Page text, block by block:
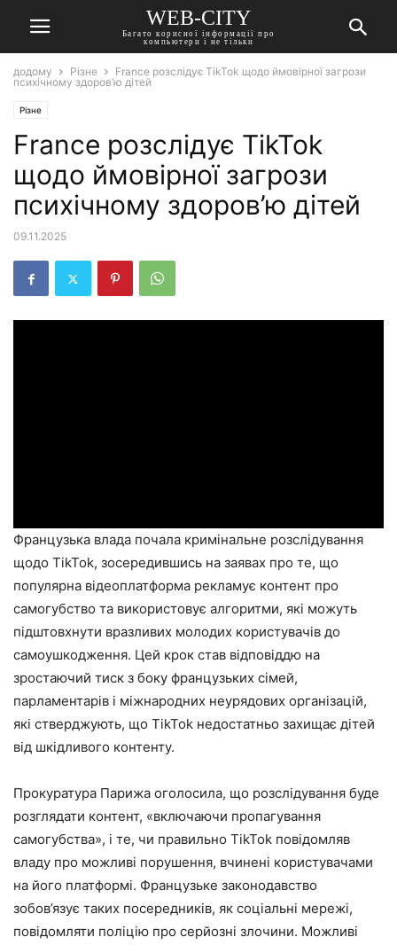
WEB-CITY
Багато корисної інформації про
компьютери і не тільки
додому Різне
France розслідує TikTok щодо ймовірної загрози
психічному здоров’ю дітей
Різне
France розслідує TikTok
щодо ймовірної загрози
психічному здоров’ю дітей
09.11.2025
Французька влада почала кримінальне розслідування
щодо TikTok, зосередившись на заявах про те, що
популярна відеоплатформа рекламує контент про
самогубство та використовує алгоритми, які можуть
підштовхнути вразливих молодих користувачів до
самоушкодження. Цей крок став відповіддю на
зростаючий тиск з боку французьких сімей,
парламентарів і міжнародних неурядових організацій,
які стверджують, що TikTok недостатньо захищає дітей
від шкідливого контенту.
Прокуратура Парижа оголосила, що розслідування буде
розглядати контент, «включаючи пропагування
самогубства», і те, чи правильно TikTok повідомляв
владу про можливі порушення, вчинені користувачами
на його платформі. Французьке законодавство
зобов’язує таких посередників, як соціальні мережі,
повідомляти поліцію про серйозні злочини. Можливі